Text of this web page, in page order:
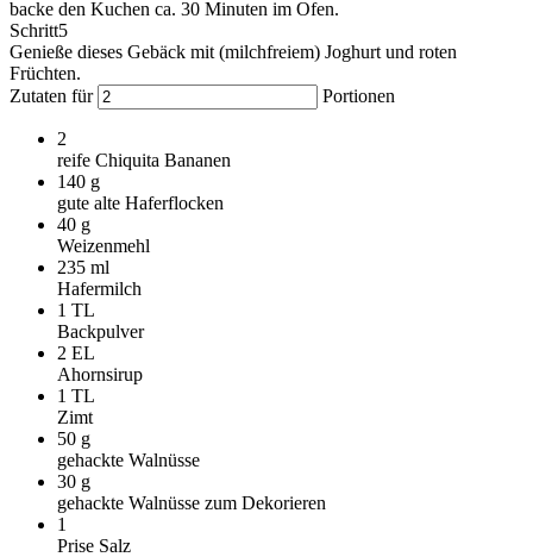
backe den Kuchen ca. 30 Minuten im Ofen.
Schritt5
Genieße dieses Gebäck mit (milchfreiem) Joghurt und roten
Früchten.
Zutaten für
Portionen
2
reife Chiquita Bananen
140 g
gute alte Haferflocken
40 g
Weizenmehl
235 ml
Hafermilch
1 TL
Backpulver
2 EL
Ahornsirup
1 TL
Zimt
50 g
gehackte Walnüsse
30 g
gehackte Walnüsse zum Dekorieren
1
Prise Salz